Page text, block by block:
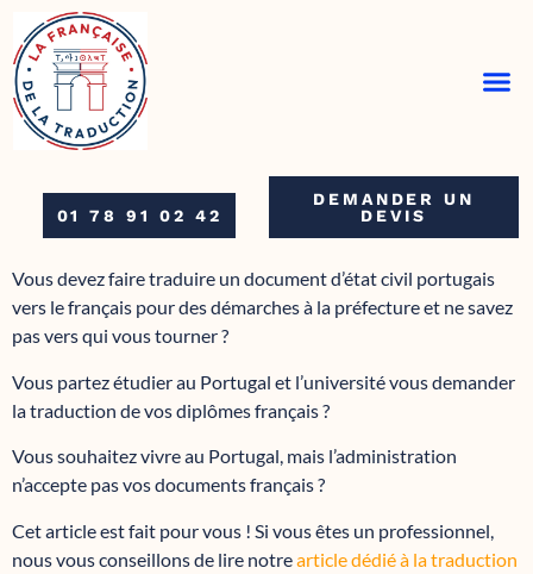
01 78 91 02 42
DEMANDER UN
DEVIS
Vous devez faire traduire un document d’état civil portugais
vers le français pour des démarches à la préfecture et ne savez
pas vers qui vous tourner ?
Vous partez étudier au Portugal et l’université vous demander
la traduction de vos diplômes français ?
Vous souhaitez vivre au Portugal, mais l’administration
n’accepte pas vos documents français ?
Cet article est fait pour vous ! Si vous êtes un professionnel,
nous vous conseillons de lire notrearticle dédié à la traduction